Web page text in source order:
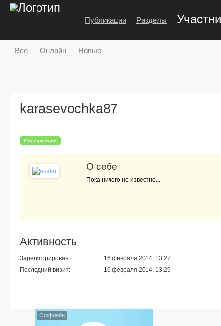
Публикации Разделы
Все Онлайн Новые
karasevochka87
Информация
О себе
Пока ничего не известно...
Активность
Зарегистрирован:
16 февраля 2014, 13:27
Последний визит:
16 февраля 2014, 13:29
Оффлайн